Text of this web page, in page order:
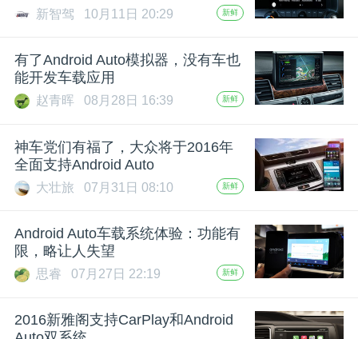
新智驾 10月11日 20:29 新鲜
有了Android Auto模拟器，没有车也
能开发车载应用
赵青晖 08月28日 16:39 新鲜
神车党们有福了，大众将于2016年
全面支持Android Auto
大壮旅 07月31日 08:10 新鲜
Android Auto车载系统体验：功能有
限，略让人失望
思睿 07月27日 22:19 新鲜
2016新雅阁支持CarPlay和Android